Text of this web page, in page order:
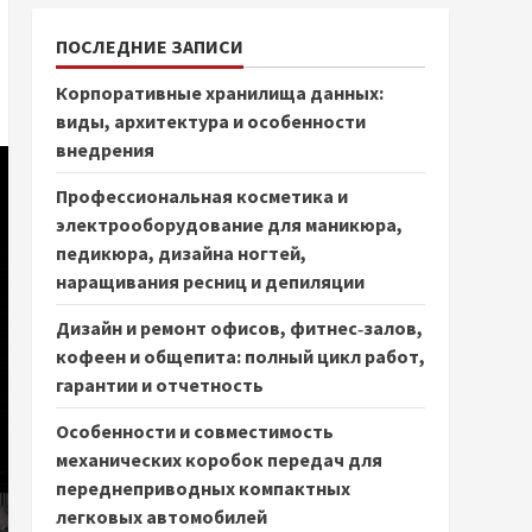
ПОСЛЕДНИЕ ЗАПИСИ
Корпоративные хранилища данных:
виды, архитектура и особенности
внедрения
Профессиональная косметика и
электрооборудование для маникюра,
педикюра, дизайна ногтей,
наращивания ресниц и депиляции
Дизайн и ремонт офисов, фитнес‑залов,
кофеен и общепита: полный цикл работ,
гарантии и отчетность
Особенности и совместимость
механических коробок передач для
переднеприводных компактных
легковых автомобилей